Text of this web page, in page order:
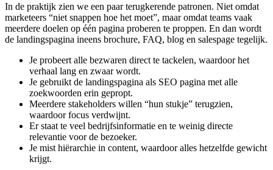
In de praktijk zien we een paar terugkerende patronen. Niet omdat
marketeers “niet snappen hoe het moet”, maar omdat teams vaak
meerdere doelen op één pagina proberen te proppen. En dan wordt
de landingspagina ineens brochure, FAQ, blog en salespage tegelijk.
Je probeert alle bezwaren direct te tackelen, waardoor het
verhaal lang en zwaar wordt.
Je gebruikt de landingspagina als SEO pagina met alle
zoekwoorden erin gepropt.
Meerdere stakeholders willen “hun stukje” terugzien,
waardoor focus verdwijnt.
Er staat te veel bedrijfsinformatie en te weinig directe
relevantie voor de bezoeker.
Je mist hiërarchie in content, waardoor alles hetzelfde gewicht
krijgt.